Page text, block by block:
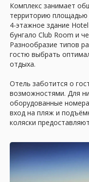
Комплекс занимает
территорию площадью
4-этажное здание
бунгало Club Room и
Разнообразие типов
гостю выбрать
отдыха.
Отель заботится о
возможностями. Для
оборудованные
вход на пляж и
коляски